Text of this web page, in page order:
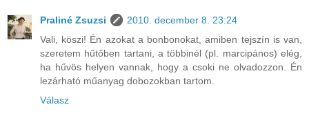
Praliné Zsuzsi
2010. december 8. 23:24
Vali, köszi! Én azokat a bonbonokat, amiben tejszín is van,
szeretem hűtőben tartani, a többinél (pl. marcipános) elég,
ha hűvös helyen vannak, hogy a csoki ne olvadozzon. Én
lezárható műanyag dobozokban tartom.
Válasz